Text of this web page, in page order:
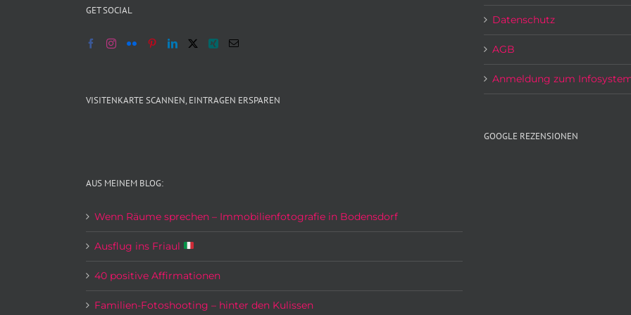
GET SOCIAL
VISITENKARTE SCANNEN, EINTRAGEN ERSPAREN
AUS MEINEM BLOG:
Wenn Räume sprechen – Immobilienfotografie in Bodensdorf
Ausflug ins Friaul
40 positive Affirmationen
Familien-Fotoshooting – hinter den Kulissen
Datenschutz
AGB
Anmeldung zum
GOOGLE REZENSIONEN